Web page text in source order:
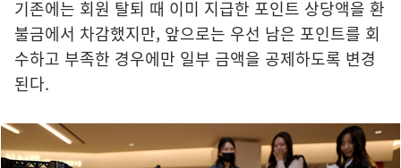
기존에는 회원 탈퇴 때 이미 지급한 포인트 상당액을 환
불금에서 차감했지만, 앞으로는 우선 남은 포인트를 회
수하고 부족한 경우에만 일부 금액을 공제하도록 변경
된다.